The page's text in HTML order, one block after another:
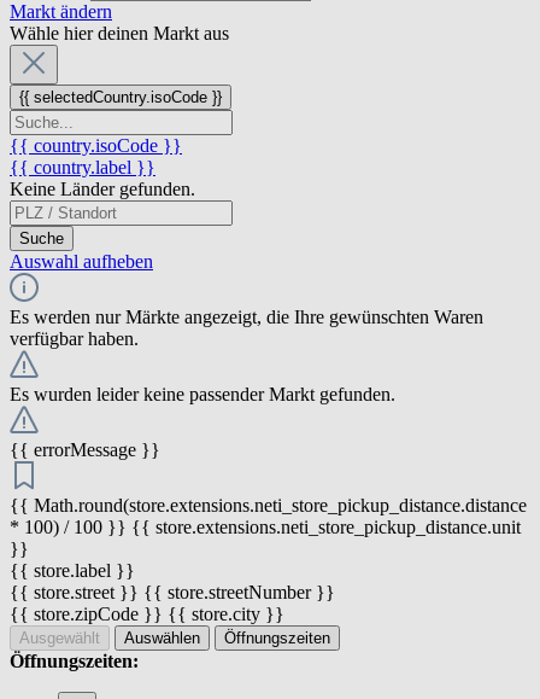
Markt ändern
Wähle hier deinen Markt aus
{{ selectedCountry.isoCode }}
{{ country.isoCode }}
{{ country.label }}
Keine Länder gefunden.
Suche
Auswahl aufheben
Es werden nur Märkte angezeigt, die Ihre gewünschten Waren
verfügbar haben.
Es wurden leider keine passender Markt gefunden.
{{ errorMessage }}
{{ Math.round(store.extensions.neti_store_pickup_distance.distance
* 100) / 100 }} {{ store.extensions.neti_store_pickup_distance.unit
}}
{{ store.label }}
{{ store.street }} {{ store.streetNumber }}
{{ store.zipCode }} {{ store.city }}
Ausgewählt Auswählen Öffnungszeiten
Öffnungszeiten: